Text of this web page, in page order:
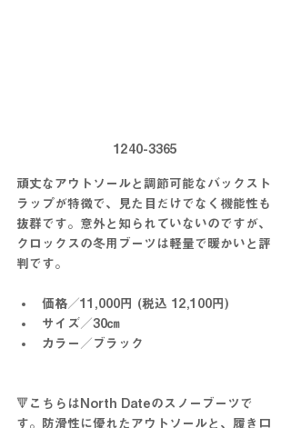
1240-3365
頑丈なアウトソールと調節可能なバックスト
ラップが特徴で、見た目だけでなく機能性も
抜群です。意外と知られていないのですが、
クロックスの冬用ブーツは軽量で暖かいと評
判です。
価格／11,000円 (税込 12,100円)
サイズ／30㎝
カラー／ブラック
🔻こちらはNorth Dateのスノーブーツで
す。防滑性に優れたアウトソールと、履き口